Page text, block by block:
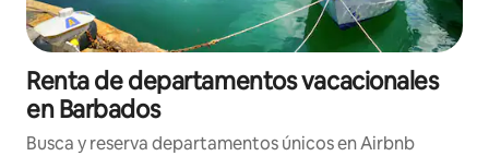
Renta de departamentos vacacionales
en Barbados
Busca y reserva departamentos únicos en Airbnb